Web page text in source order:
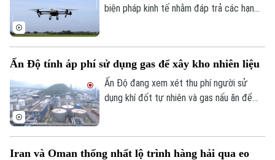
biện pháp kinh tế nhằm đáp trả các hạn
sách trả đũa.
Ấn Độ tính áp phí sử dụng gas để xây kho nhiên liệu
Ấn Độ đang xem xét thu phí người sử
dụng khí đốt tự nhiên và gas nấu ăn để
Iran và Oman thống nhất lộ trình hàng hải qua eo